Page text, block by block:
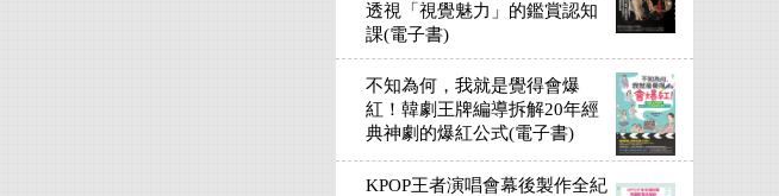
透視「視覺魅力」的鑑賞認知
課(電子書)
不知為何，我就是覺得會爆
紅！韓劇王牌編導拆解20年經
典神劇的爆紅公式(電子書)
KPOP王者演唱會幕後製作全紀